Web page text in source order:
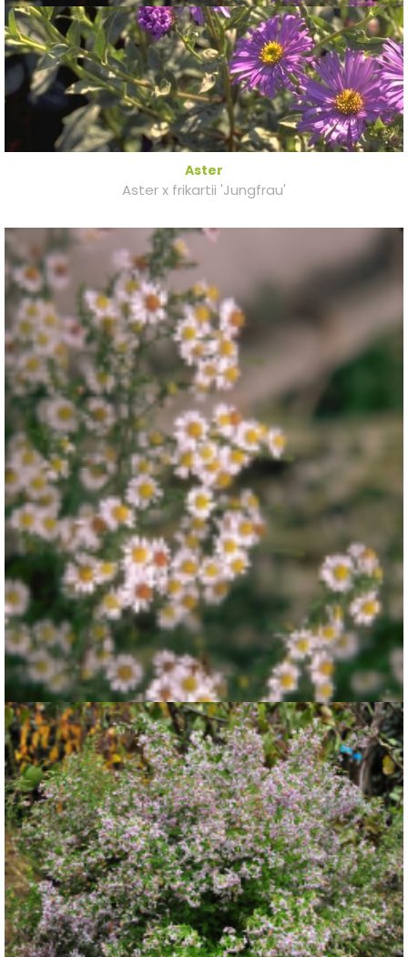
Aster
Aster x frikartii 'Jungfrau'
Aster
Aster falcatus 'White Heather'